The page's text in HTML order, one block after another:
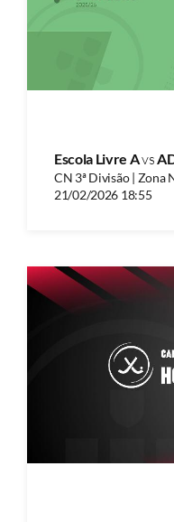
Escola Livre Avs
CN 3ª Divisão | Zona
21/02/2026 18:55